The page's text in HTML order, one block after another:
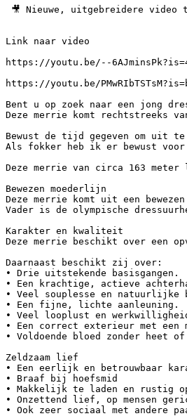
🎥 Nieuwe, uitgebreidere video
Link naar video
https://youtu.be/--
https://youtu.be/
Bent u op zoek naar een jong
Deze merrie komt rechtstreeks
Bewust de tijd gegeven om uit te
Als fokker heb ik er bewust
Deze merrie van circa 163
Bewezen moederlijn
Deze merrie komt uit een
Vader is de olympische
Karakter en kwaliteit
Deze merrie beschikt over
Daarnaast beschikt zij over:
• Drie uitstekende basisgangen.
• Een krachtige, actieve
• Veel souplesse en natuurlijke
• Een fijne, lichte aanleuning.
• Veel looplust en
• Een correct exterieur met
• Voldoende bloed zonder heet
Zeldzaam lief
• Een eerlijk en betrouwbaar
• Braaf bij hoefsmid
• Makkelijk te laden en rustig
• Onzettend lief, op mensen
• Ook zeer sociaal met andere